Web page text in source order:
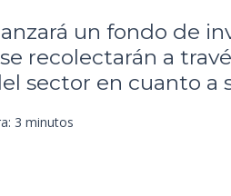
un fondo de
recolectarán a
sector en cuanto a
3 minutos